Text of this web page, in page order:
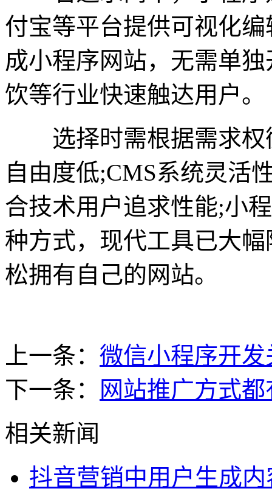
付宝等平台提供可视化
成小程序网站，无需单
饮等行业快速触达用户。
选择时需根据需求权
自由度低;CMS系统灵活
合技术用户追求性能;小
种方式，现代工具已大
松拥有自己的网站。
上一条： 微信小程序开
下一条：
网站推广方式
相关新闻
抖音营销中用户生成